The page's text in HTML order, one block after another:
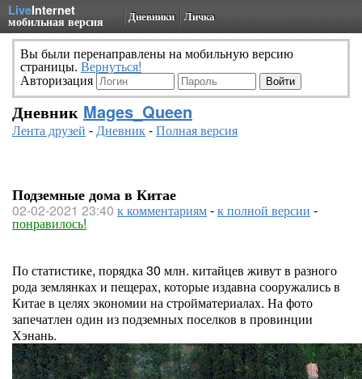
LiveInternet
мобильная версия Дневники Личка
Вы были перенаправлены на мобильную версию
страницы. Вернуться!
Авторизация
Дневник Mages_Queen
Лента друзей -Дневник-Полная версия
Подземные дома в Китае
02-02-2021 23:40 к комментариям-к полной версии -
понравилось!
По статистике, порядка 30 млн. китайцев живут в разного
рода землянках и пещерах, которые издавна сооружались в
Китае в целях экономии на стройматериалах. На фото
запечатлен один из подземных поселков в провинции
Хэнань.